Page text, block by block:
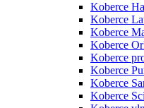
Koberce
Koberce
Koberce
Koberce
Koberce
Koberce
Koberce
Koberce